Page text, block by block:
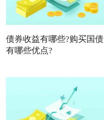
债券收益有哪些?购买国债
有哪些优点?